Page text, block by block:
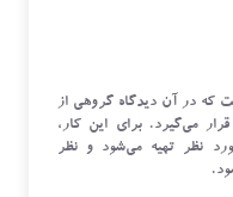
در آن دیدگاه گروهی از
می‌گیرد. برای این کار،
نظر تهیه می‌شود و نظر